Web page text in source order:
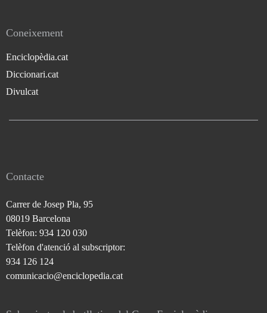
Coneixement
Enciclopèdia.cat
Diccionari.cat
Divulcat
Contacte
Carrer de Josep Pla, 95
08019 Barcelona
Telèfon: 934 120 030
Telèfon d'atenció al subscriptor:
934 126 124
comunicacio@enciclopedia.cat